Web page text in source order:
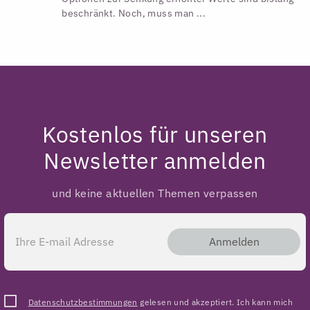
beschränkt. Noch, muss man ...
Kostenlos für unseren
Newsletter anmelden
und keine aktuellen Themen verpassen
Anmelden
Datenschutzbestimmungen gelesen und akzeptiert. Ich kann mich